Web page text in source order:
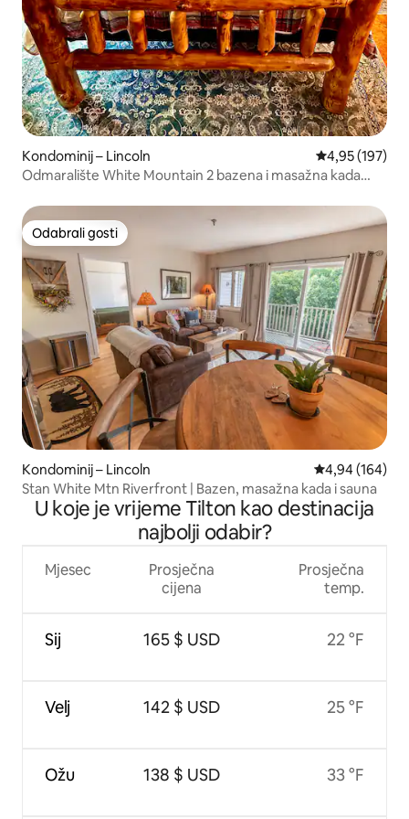
Kondominij – Lincoln Prosječna
4,95 (197)
Odmaralište White Mountain 2 bazena i masažna kada
Odabrali gosti
Odabrali gosti
Kondominij – Lincoln Prosječna
4,94 (164)
Stan White Mtn Riverfront | Bazen, masažna kada i sauna
U koje je vrijeme Tilton kao destinacija
najbolji odabir?
Mjesec
Sij
Velj
Ožu
Prosječna
cijena
165 $ USD
142 $ USD
138 $ USD
Prosječna
temp.
22 °F
25 °F
33 °F